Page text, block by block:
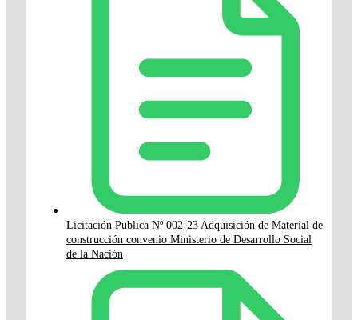
Licitación Publica Nº 002-23 Adquisición de Material de
construcción convenio Ministerio de Desarrollo Social
de la Nación